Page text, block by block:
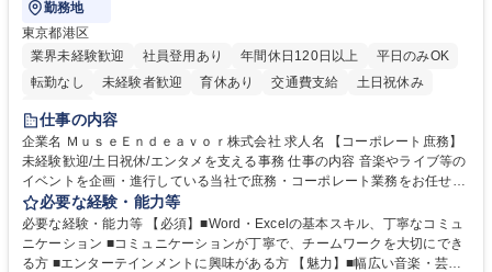
勤務地
東京都港区
業界未経験歓迎
社員登用あり 年間休日120日以上
平日のみOK
転勤なし
未経験者歓迎 育休あり 交通費支給
土日祝休み
服装自由
仕事の内容
企業名 ＭｕｓｅＥｎｄｅａｖｏｒ株式会社 求人名 【コーポレート庶務】
未経験歓迎/土日祝休/エンタメを支える事務 仕事の内容 音楽やライブ等の
イベントを企画・進行している当社で庶務・コーポレート業務をお任せし
ます。幅広い音楽・芸能業務のインフラとなる社内業務全般をサポート
し、チームの円滑な運営を支えていただきます。 ■社内の庶務・一般事務
全般、書類整理、備品管理・発注 ■郵便物の仕分け、来客・電話対応、社
内環境の維持サポート ■経理や人事/採用の外注事業者とのやりとり・プロ
必要な経験・能力等
必要な経験・能力等 【必須】■Word・Excelの基本スキル、丁寧なコミュ
ニケーション ■コミュニケーションが丁寧で、チームワークを大切にでき
る方 ■エンターテインメントに興味がある方 【魅力】■幅広い音楽・芸能